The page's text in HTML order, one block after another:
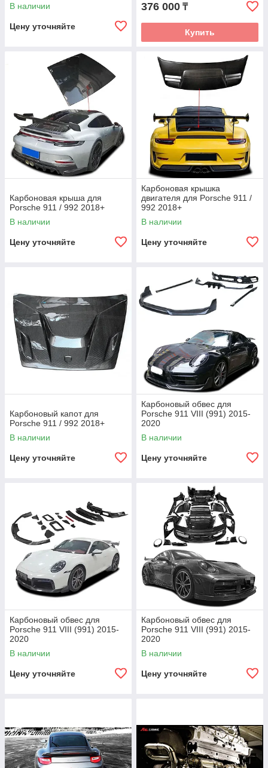
В наличии
Цену уточняйте
376 000 ₸
Купить
Карбоновая крыша для
Porsche 911 / 992 2018+
В наличии
Цену уточняйте
Карбоновая крышка
двигателя для Porsche 911 /
992 2018+
В наличии
Цену уточняйте
Карбоновый капот для
Porsche 911 / 992 2018+
В наличии
Цену уточняйте
Карбоновый обвес для
Porsche 911 VIII (991) 2015-
2020
В наличии
Цену уточняйте
Карбоновый обвес для
Porsche 911 VIII (991) 2015-
2020
В наличии
Цену уточняйте
Карбоновый обвес для
Porsche 911 VIII (991) 2015-
2020
В наличии
Цену уточняйте